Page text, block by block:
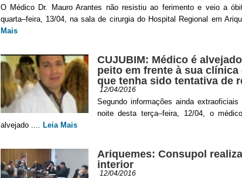
O Médico Dr. Mauro Arantes não resistiu ao ferimento e veio a
quarta–feira, 13/04, na sala de cirurgia do Hospital Regional em
Mais
CUJUBIM: Médico é
peito em frente à sua clínica
que tenha sido tentativa de
12/04/2016
Segundo informações ainda
noite desta terça–feira, 12/04, o
alvejado .... Leia Mais
Ariquemes: Consupol
interior
12/04/2016